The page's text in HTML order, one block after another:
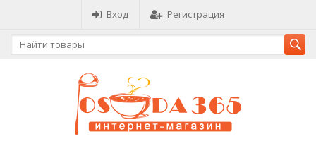
Вход Регистрация